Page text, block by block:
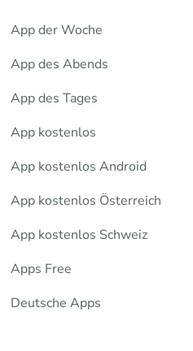
App der Woche
App des Abends
App des Tages
App kostenlos
App kostenlos Android
App kostenlos Österreich
App kostenlos Schweiz
Apps Free
Deutsche Apps